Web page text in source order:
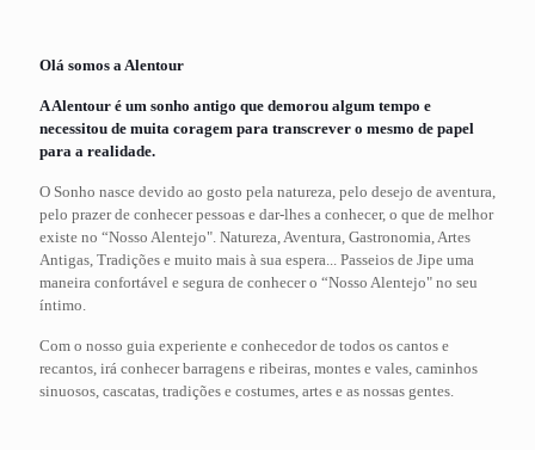
Olá somos a Alentour
A Alentour é um sonho antigo que demorou algum tempo e
necessitou de muita coragem para transcrever o mesmo de papel
para a realidade.
O Sonho nasce devido ao gosto pela natureza, pelo desejo de aventura,
pelo prazer de conhecer pessoas e dar-lhes a conhecer, o que de melhor
existe no “Nosso Alentejo". Natureza, Aventura, Gastronomia, Artes
Antigas, Tradições e muito mais à sua espera... Passeios de Jipe uma
maneira confortável e segura de conhecer o “Nosso Alentejo" no seu
íntimo.
Com o nosso guia experiente e conhecedor de todos os cantos e
recantos, irá conhecer barragens e ribeiras, montes e vales, caminhos
sinuosos, cascatas, tradições e costumes, artes e as nossas gentes.